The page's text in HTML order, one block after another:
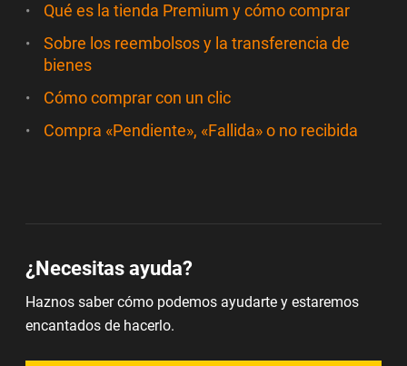
Qué es la tienda Premium y cómo comprar
Sobre los reembolsos y la transferencia de
bienes
Cómo comprar con un clic
Compra «Pendiente», «Fallida» o no recibida
¿Necesitas ayuda?
Haznos saber cómo podemos ayudarte y estaremos
encantados de hacerlo.